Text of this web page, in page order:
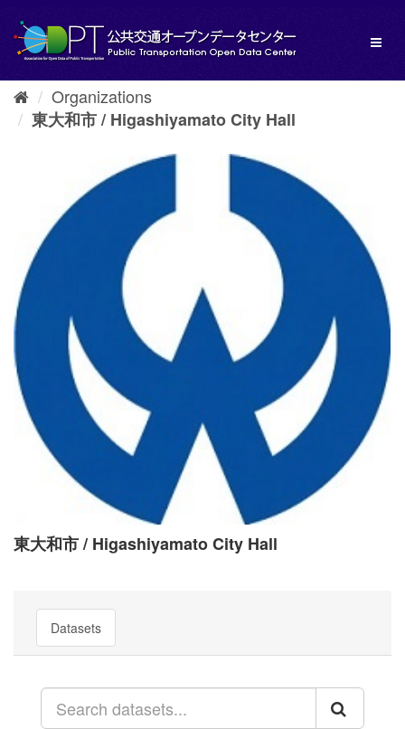
content
Organizations
東大和市 / Higashiyamato City Hall
東大和市 / Higashiyamato City Hall
Datasets